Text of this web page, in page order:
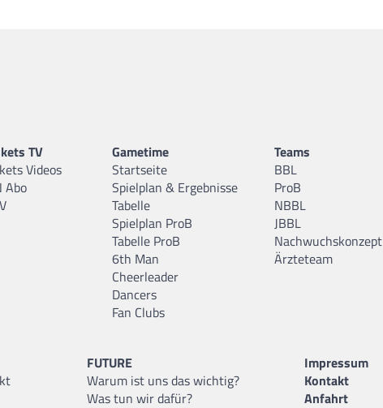
TV
Videos
Abo
Gametime
Startseite
Spielplan & Ergebnisse
Tabelle
Spielplan ProB
Tabelle ProB
6th Man
Cheerleader
Dancers
Fan Clubs
Teams
BBL
ProB
NBBL
JBBL
Nachwuchskonzept
Ärzteteam
FUTURE
Warum ist uns das wichtig?
Was tun wir dafür?
Impressum
Kontakt
Anfahrt